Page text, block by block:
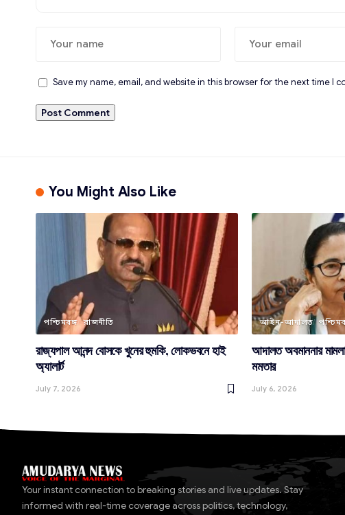
Save my name, email, and website in this browser for the next time I
You Might Also Like
পশ্চিমবঙ্গ রাজনীতি
রাজ্যপাল আনন্দ বোসকে খুনের হুমকি, লোকভবনে হাই
অ্যালার্ট
July 7, 2026
আইন-আদালত
আদালত অবমাননার
মমতার
July 6, 2026
Your instant connection to breaking stories and live updates. Stay
informed with real-time coverage across politics, technology,